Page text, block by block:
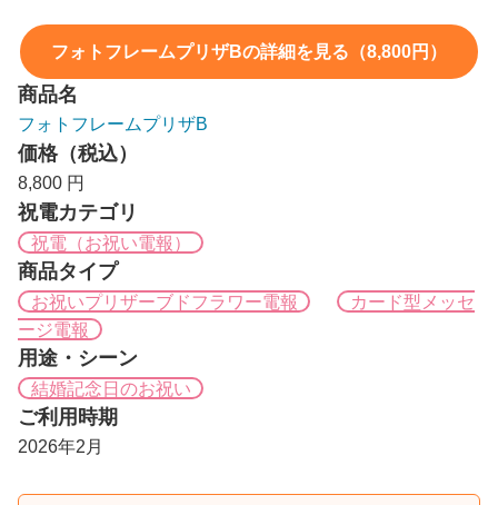
フォトフレームプリザBの詳細を見る（8,800円）
商品名
フォトフレームプリザB
価格（税込）
8,800 円
祝電カテゴリ
祝電（お祝い電報）
商品タイプ
お祝いプリザーブドフラワー電報
カード型メッセ
ージ電報
用途・シーン
結婚記念日のお祝い
ご利用時期
2026年2月